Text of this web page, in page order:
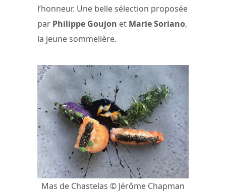
l’honneur. Une belle sélection proposée
par Philippe Goujon et Marie Soriano,
la jeune sommelière.
Mas de Chastelas © Jérôme Chapman